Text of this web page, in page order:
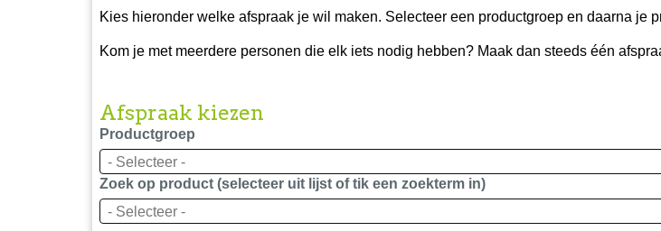
Kies hieronder welke afspraak je wil maken. Selecteer een productgroep en daarna je
Kom je met meerdere personen die elk iets nodig hebben? Maak dan steeds één
Afspraak kiezen
Productgroep
- Selecteer -
Zoek op product (selecteer uit lijst of tik een zoekterm in)
- Selecteer -